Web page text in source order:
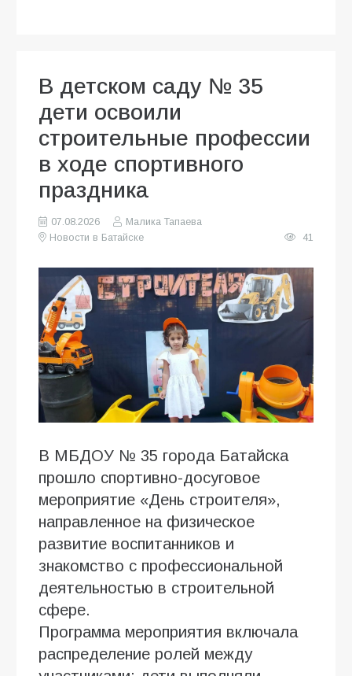
В детском саду № 35
дети освоили
строительные профессии
в ходе спортивного
праздника
07.08.2026
Малика Тапаева
Новости в Батайске
41
В МБДОУ № 35 города Батайска
прошло спортивно-досуговое
мероприятие «День строителя»,
направленное на физическое
развитие воспитанников и
знакомство с профессиональной
деятельностью в строительной
сфере.
Программа мероприятия включала
распределение ролей между